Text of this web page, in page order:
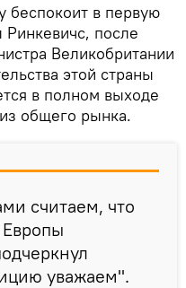
в первую
после
Великобритании
этой страны
в полном выходе
общего рынка.
считаем, что
уважаем".